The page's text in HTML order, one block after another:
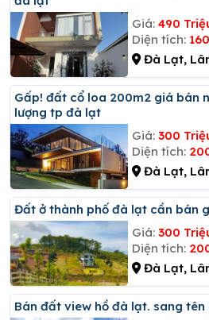
Giá: 490
Diện tích:
Đà Lạt,
Gấp! đất cổ loa 200m2 giá bán nhanh, không thương
lượng tp đà lạt
Giá: 300
Diện tích:
Đà Lạt,
đất ở thành phố đà lạt cần bán
Giá: 300
Diện tích:
Đà Lạt,
Bán đất view hồ đà lạt. sang